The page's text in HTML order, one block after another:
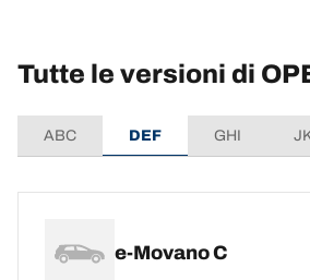
Tutte le versioni di
ABC DEF GHI
e-Movano C